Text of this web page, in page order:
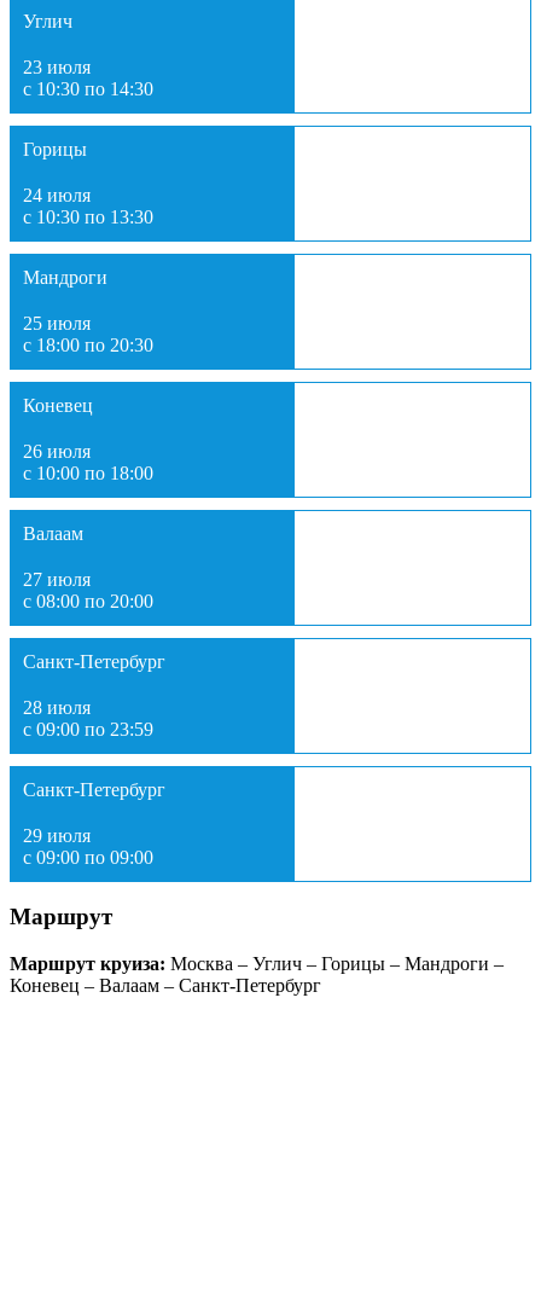
Углич
23 июля
с 10:30 по 14:30
Горицы
24 июля
с 10:30 по 13:30
Мандроги
25 июля
с 18:00 по 20:30
Коневец
26 июля
с 10:00 по 18:00
Валаам
27 июля
с 08:00 по 20:00
Санкт-Петербург
28 июля
с 09:00 по 23:59
Санкт-Петербург
29 июля
с 09:00 по 09:00
Маршрут
Маршрут круиза: Москва – Углич – Горицы – Мандроги –
Коневец – Валаам – Санкт-Петербург